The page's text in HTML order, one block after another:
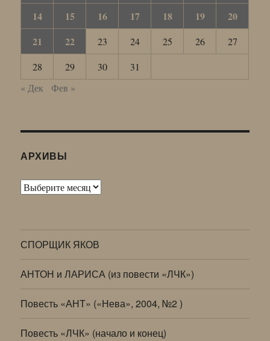
14
15 16 17 18 19
20
21
22 23 24 25 26
27
28
29 30
31
« Дек
Фев »
АРХИВЫ
Архивы
СПОРЩИК ЯКОВ
АНТОН и ЛАРИСА (из повести «ЛЧК»)
Повесть «АНТ» («Нева», 2004, №2 )
Повесть «ЛЧК» (начало и конец)